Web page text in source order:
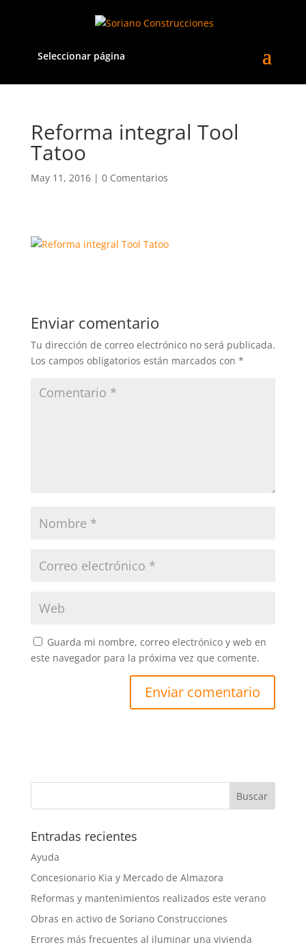
Seleccionar página
Reforma integral Tool
Tatoo
May 11, 2016| 0 Comentarios
Enviar comentario
Tu dirección de correo electrónico no será publicada.
Los campos obligatorios están marcados con *
Guarda mi nombre, correo electrónico y web en
este navegador para la próxima vez que comente.
Entradas recientes
Ayuda
Concesionario Kia y Mercado de Almazora
Reformas y mantenimientos realizados este verano
Obras en activo de Soriano Construcciones
Errores más frecuentes al iluminar una vivienda